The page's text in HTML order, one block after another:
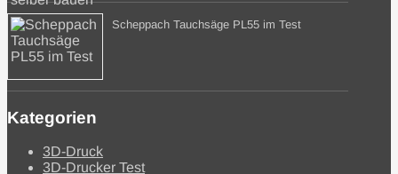
Scheppach Tauchsäge PL55 im Test
Kategorien
3D-Druck
3D-Drucker Test